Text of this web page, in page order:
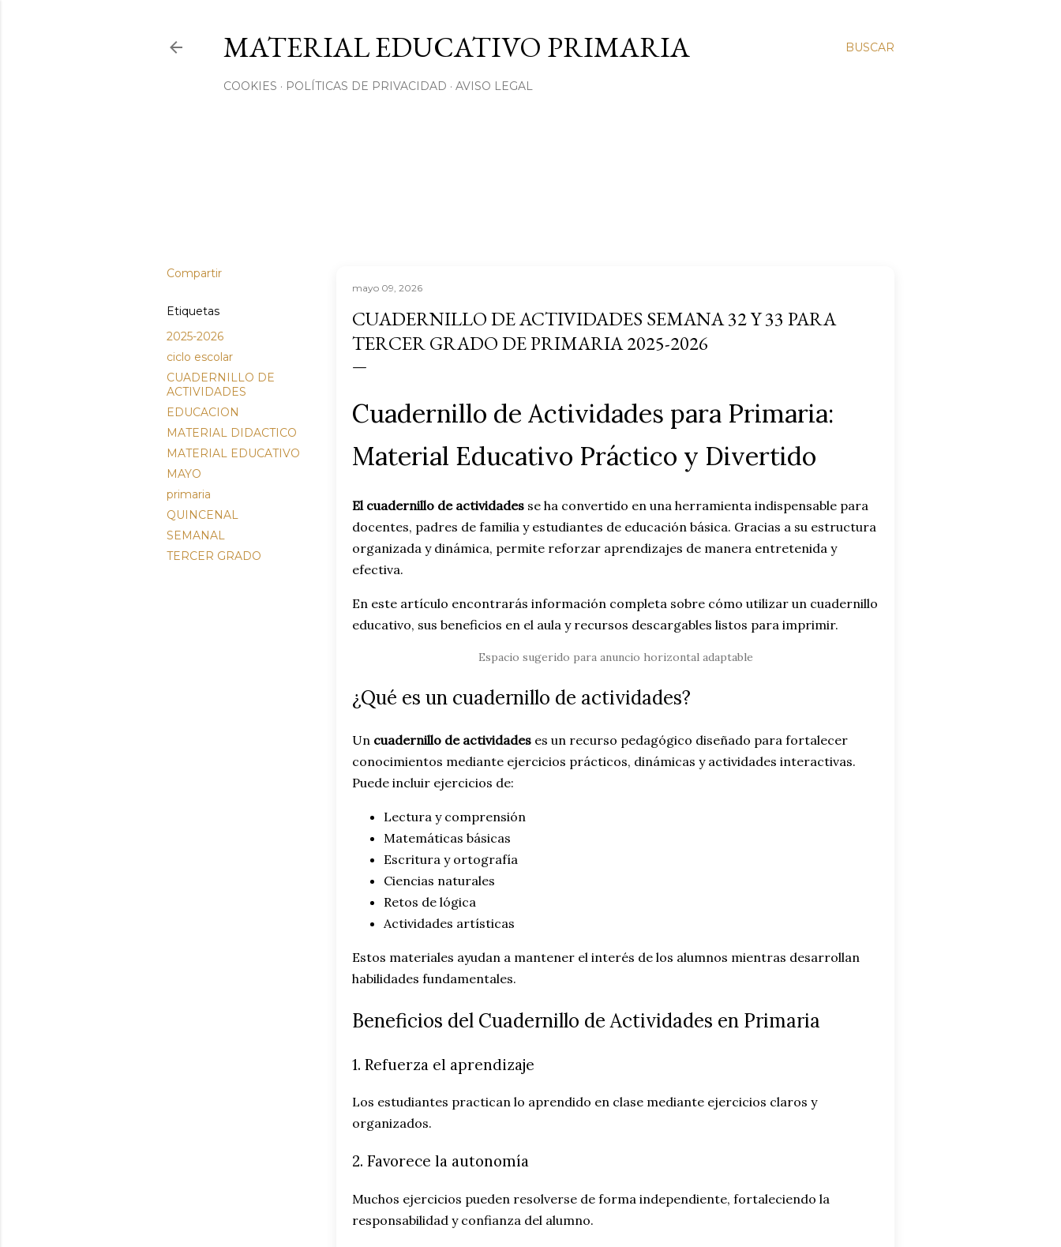
BUSCAR
MATERIAL EDUCATIVO PRIMARIA
COOKIES POLÍTICAS DE PRIVACIDAD AVISO LEGAL
Compartir
Etiquetas
2025-2026
ciclo escolar
CUADERNILLO DE
ACTIVIDADES
EDUCACION
MATERIAL DIDACTICO
MATERIAL EDUCATIVO
MAYO
primaria
QUINCENAL
SEMANAL
TERCER GRADO
mayo 09, 2026
CUADERNILLO DE ACTIVIDADES SEMANA 32 Y 33 PARA
TERCER GRADO DE PRIMARIA 2025-2026
Cuadernillo de Actividades para Primaria:
Material Educativo Práctico y Divertido
El cuadernillo de actividades se ha convertido en una herramienta indispensable para
docentes, padres de familia y estudiantes de educación básica. Gracias a su estructura
organizada y dinámica, permite reforzar aprendizajes de manera entretenida y
efectiva.
En este artículo encontrarás información completa sobre cómo utilizar un cuadernillo
educativo, sus beneficios en el aula y recursos descargables listos para imprimir.
Espacio sugerido para anuncio horizontal adaptable
¿Qué es un cuadernillo de actividades?
Un cuadernillo de actividades es un recurso pedagógico diseñado para fortalecer
conocimientos mediante ejercicios prácticos, dinámicas y actividades interactivas.
Puede incluir ejercicios de:
Lectura y comprensión
Matemáticas básicas
Escritura y ortografía
Ciencias naturales
Retos de lógica
Actividades artísticas
Estos materiales ayudan a mantener el interés de los alumnos mientras desarrollan
habilidades fundamentales.
Beneficios del Cuadernillo de Actividades en Primaria
1. Refuerza el aprendizaje
Los estudiantes practican lo aprendido en clase mediante ejercicios claros y
organizados.
2. Favorece la autonomía
Muchos ejercicios pueden resolverse de forma independiente, fortaleciendo la
responsabilidad y confianza del alumno.